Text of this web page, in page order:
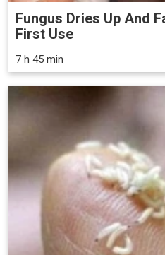
Fungus Dries Up And
First Use
7 h 45 min